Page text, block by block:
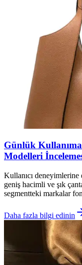
Günlük
Modelleri
Kullanıcı
geniş hacimli ve şık
segmentteki markalar
Daha fazla bilgi edinin